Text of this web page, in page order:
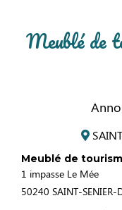
Meublé de
Meublé de
1 impasse Le Mée
50240 SAINT-SENIER-